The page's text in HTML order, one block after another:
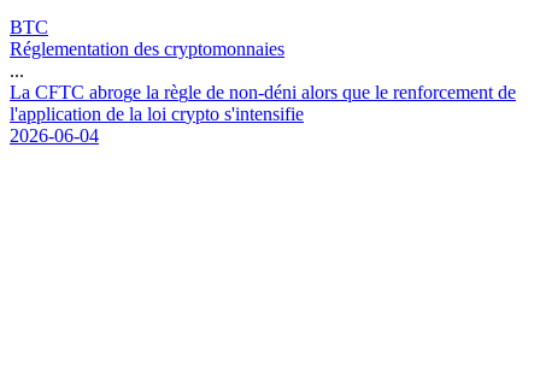
BTC
Réglementation des cryptomonnaies
...
La CFTC abroge la règle de non-déni alors que le renforcement de
l'application de la loi crypto s'intensifie
2026-06-04